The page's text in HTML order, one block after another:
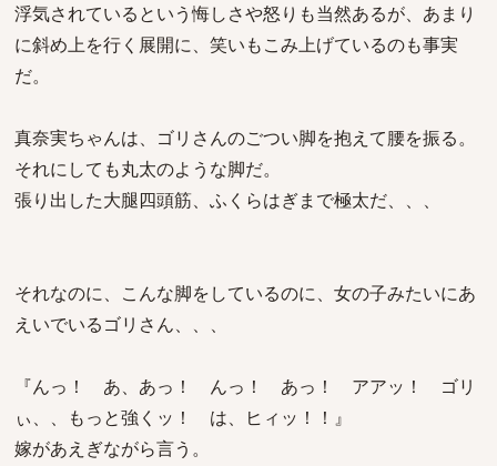
浮気されているという悔しさや怒りも当然あるが、あまり
に斜め上を行く展開に、笑いもこみ上げているのも事実
だ。
真奈実ちゃんは、ゴリさんのごつい脚を抱えて腰を振る。
それにしても丸太のような脚だ。
張り出した大腿四頭筋、ふくらはぎまで極太だ、、、
それなのに、こんな脚をしているのに、女の子みたいにあ
えいでいるゴリさん、、、
『んっ！ あ、あっ！ んっ！ あっ！ アアッ！ ゴリ
ぃ、、もっと強くッ！ は、ヒィッ！！』
嫁があえぎながら言う。